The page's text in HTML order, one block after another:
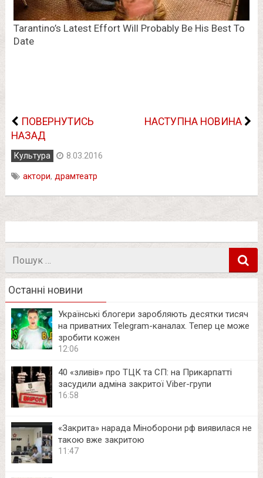
ПОВЕРНУТИСЬ
НАЗАД
НАСТУПНА НОВИНА
Культура 8.03.2016
актори, драмтеатр
Останні новини
Українські блогери заробляють десятки тисяч
на приватних Telegram-каналах. Тепер це може
зробити кожен
12:06
40 «зливів» про ТЦК та СП: на Прикарпатті
засудили адміна закритої Viber-групи
16:58
«Закрита» нарада Міноборони рф виявилася не
такою вже закритою
11:47